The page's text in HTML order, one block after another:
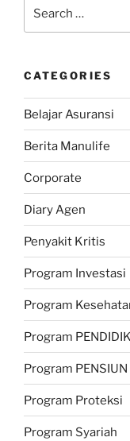
CATEGORIES
Belajar Asuransi
Berita Manulife
Corporate
Diary Agen
Penyakit Kritis
Program Investasi
Program
Program
Program PENSIUN
Program Proteksi
Program Syariah